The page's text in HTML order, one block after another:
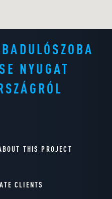
NYUGAT
THIS PROJECT
CLIENTS